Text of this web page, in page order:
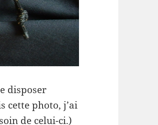
disposer
cette photo, j’ai
de celui-ci.)